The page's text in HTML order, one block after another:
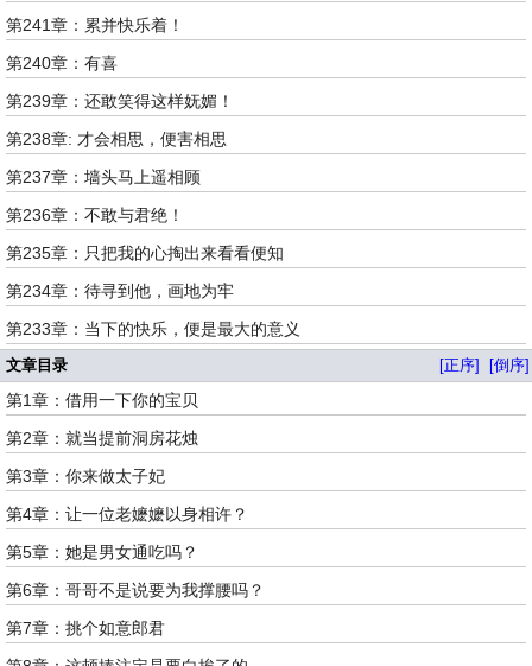
第241章：累并快乐着！
第240章：有喜
第239章：还敢笑得这样妩媚！
第238章: 才会相思，便害相思
第237章：墙头马上遥相顾
第236章：不敢与君绝！
第235章：只把我的心掏出来看看便知
第234章：待寻到他，画地为牢
第233章：当下的快乐，便是最大的意义
文章目录 [正序] [倒序]
第1章：借用一下你的宝贝
第2章：就当提前洞房花烛
第3章：你来做太子妃
第4章：让一位老嬷嬷以身相许？
第5章：她是男女通吃吗？
第6章：哥哥不是说要为我撑腰吗？
第7章：挑个如意郎君